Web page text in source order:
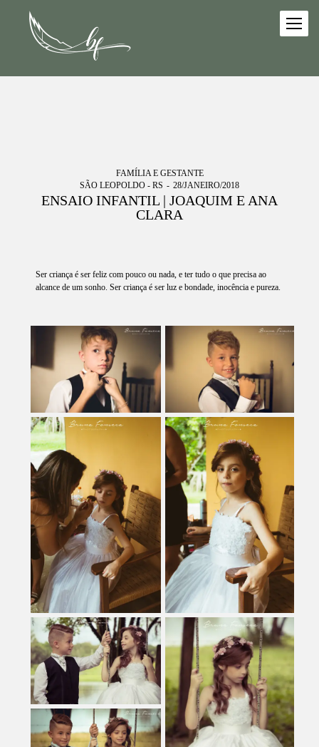
FAMÍLIA E GESTANTE
SÃO LEOPOLDO - RS
28/JANEIRO/2018
ENSAIO INFANTIL | JOAQUIM E ANA
CLARA
Ser criança é ser feliz com pouco ou nada, e ter tudo o que precisa ao
alcance de um sonho. Ser criança é ser luz e bondade, inocência e pureza.